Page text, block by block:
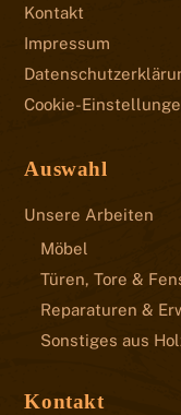
Kontakt
Impressum
Cookie-
Auswahl
Unsere Arbeiten
Möbel
Türen, Tore &
Reparaturen &
Sonstiges aus
Kontakt